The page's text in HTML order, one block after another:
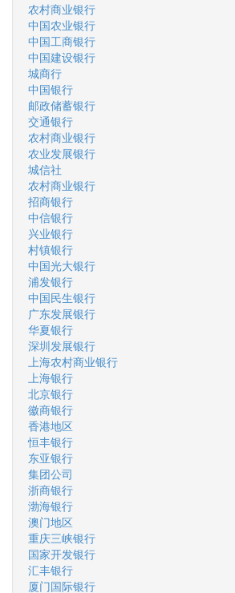
农村商业银行
中国农业银行
中国工商银行
中国建设银行
城商行
中国银行
邮政储蓄银行
交通银行
农村商业银行
农业发展银行
城信社
农村商业银行
招商银行
中信银行
兴业银行
村镇银行
中国光大银行
浦发银行
中国民生银行
广东发展银行
华夏银行
深圳发展银行
上海农村商业银行
上海银行
北京银行
徽商银行
香港地区
恒丰银行
东亚银行
集团公司
浙商银行
渤海银行
澳门地区
重庆三峡银行
国家开发银行
汇丰银行
厦门国际银行